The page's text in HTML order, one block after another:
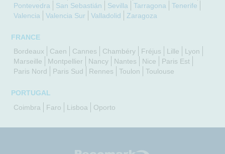
Pontevedra
San Sebastián Sevilla Tarragona
Tenerife
Valencia
Valencia Sur Valladolid Zaragoza
FRANCE
Bordeaux
Caen Cannes Chambéry Fréjus Lille
Lyon
Marseille
Montpellier Nancy Nantes Nice
Paris Est
Paris Nord
Paris Sud Rennes Toulon Toulouse
PORTUGAL
Coimbra
Faro Lisboa Oporto